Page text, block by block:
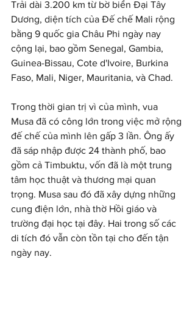
Trải dài 3.200 km từ bờ biển Đại Tây
Dương, diện tích của Đế chế Mali rộng
bằng 9 quốc gia Châu Phi ngày nay
cộng lại, bao gồm Senegal, Gambia,
Guinea-Bissau, Cote d'Ivoire, Burkina
Faso, Mali, Niger, Mauritania, và Chad.
Trong thời gian trị vì của mình, vua
Musa đã có công lớn trong việc mở rộng
đế chế của mình lên gấp 3 lần. Ông ấy
đã sáp nhập được 24 thành phố, bao
gồm cả Timbuktu, vốn đã là một trung
tâm học thuật và thương mại quan
trọng. Musa sau đó đã xây dựng những
cung điện lớn, nhà thờ Hồi giáo và
trường đại học tại đây. Hai trong số các
di tích đó vẫn còn tồn tại cho đến tận
ngày nay.